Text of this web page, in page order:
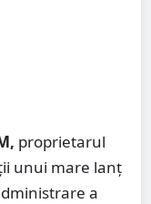
proprietarul
unui mare lanț
a